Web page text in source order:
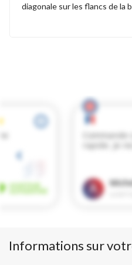
diagonale sur les flancs de la
Informations sur